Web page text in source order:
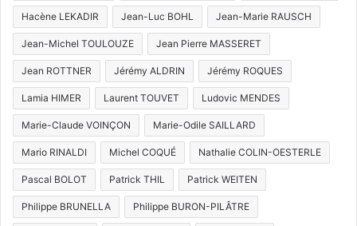
Hacène LEKADIR Jean-Luc BOHL Jean-Marie RAUSCH
Jean-Michel TOULOUZE Jean Pierre MASSERET
Jean ROTTNER Jérémy ALDRIN Jérémy ROQUES
Lamia HIMER Laurent TOUVET Ludovic MENDES
Marie-Claude VOINÇON Marie-Odile SAILLARD
Mario RINALDI Michel COQUÉ Nathalie COLIN-OESTERLE
Pascal BOLOT Patrick THIL Patrick WEITEN
Philippe BRUNELLA Philippe BURON-PILÂTRE